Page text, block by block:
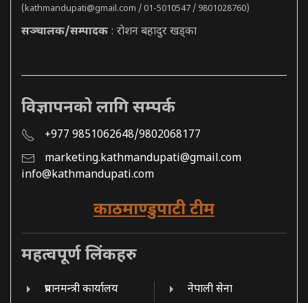
(kathmandupati@gmail.com / 01-5010547 / 9801028760)
सञ्चालक/सम्पादक : रोशन बहादुर खड्का
विज्ञापनको लागि सम्पर्क
+977 9851062648/9802068177
marketing.kathmandupati@gmail.com
info@kathmandupati.com
काठमाण्डुपाटी टीम
महत्वपूर्ण लिंकहरु
प्रधानमन्त्री कार्यालय नेपाली सेना